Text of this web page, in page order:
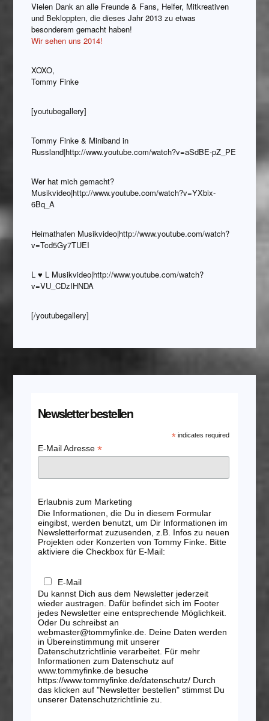
Vielen Dank an alle Freunde & Fans, Helfer, Mitkreativen
und Bekloppten, die dieses Jahr 2013 zu etwas
besonderem gemacht haben!
Wir sehen uns 2014!
XOXO,
Tommy Finke
[youtubegallery]
Tommy Finke & Miniband in
Russland|http://www.youtube.com/watch?v=aSdBE-pZ_PE
Wer hat mich gemacht?
Musikvideo|http://www.youtube.com/watch?v=YXbix-
6Bq_A
Heimathafen Musikvideo|http://www.youtube.com/watch?
v=Tcd5Gy7TUEI
L ♥ L Musikvideo|http://www.youtube.com/watch?
v=VU_CDzIHNDA
[/youtubegallery]
Newsletter bestellen
* indicates required
E-Mail Adresse *
Erlaubnis zum Marketing
Die Informationen, die Du in diesem Formular
eingibst, werden benutzt, um Dir Informationen im
Newsletterformat zuzusenden, z.B. Infos zu neuen
Projekten oder Konzerten von Tommy Finke. Bitte
aktiviere die Checkbox für E-Mail:
E-Mail
Du kannst Dich aus dem Newsletter jederzeit
wieder austragen. Dafür befindet sich im Footer
jedes Newsletter eine entsprechende Möglichkeit.
Oder Du schreibst an
webmaster@tommyfinke.de. Deine Daten werden
in Übereinstimmung mit unserer
Datenschutzrichtlinie verarbeitet. Für mehr
Informationen zum Datenschutz auf
www.tommyfinke.de besuche
https://www.tommyfinke.de/datenschutz/ Durch
das klicken auf "Newsletter bestellen" stimmst Du
unserer Datenschutzrichtlinie zu.